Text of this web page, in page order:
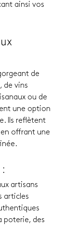
ainsi vos
de
de vins
ou de
une option
Ils reflètent
offrant une
artisans
articles
poterie, des